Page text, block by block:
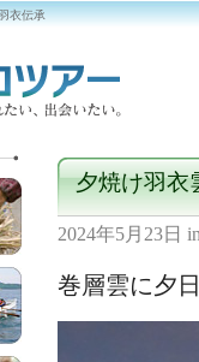
衣伝承
夕焼け羽衣
2024年5月23日
巻層雲に夕